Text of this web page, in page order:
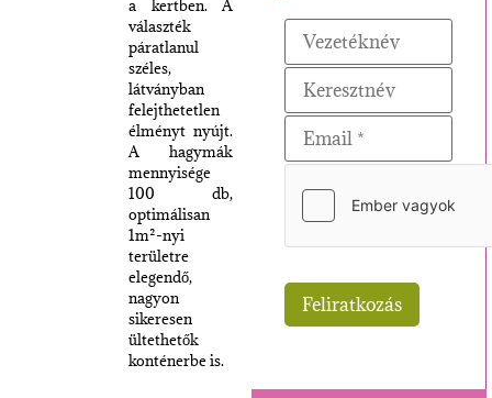
a kertben. A
választék
páratlanul
széles,
látványban
felejthetetlen
élményt nyújt.
A hagymák
mennyisége
100 db,
optimálisan
1m²-nyi
területre
elegendő,
nagyon
sikeresen
ültethetők
konténerbe is.